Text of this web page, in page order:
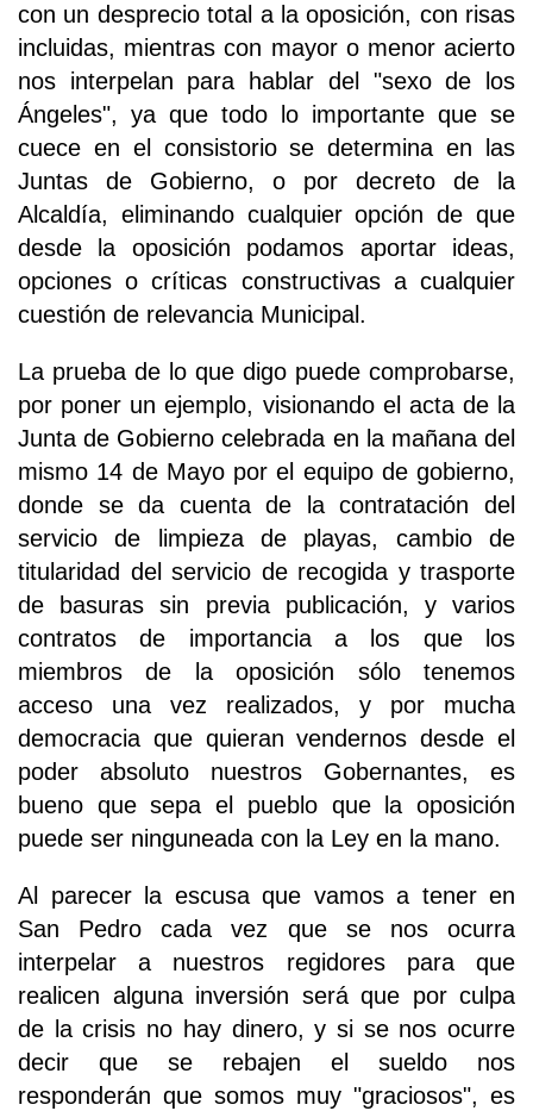
con un desprecio total a la oposición, con risas
incluidas, mientras con mayor o menor acierto
nos interpelan para hablar del "sexo de los
Ángeles", ya que todo lo importante que se
cuece en el consistorio se determina en las
Juntas de Gobierno, o por decreto de la
Alcaldía, eliminando cualquier opción de que
desde la oposición podamos aportar ideas,
opciones o críticas constructivas a cualquier
cuestión de relevancia Municipal.
La prueba de lo que digo puede comprobarse,
por poner un ejemplo, visionando el acta de la
Junta de Gobierno celebrada en la mañana del
mismo 14 de Mayo por el equipo de gobierno,
donde se da cuenta de la contratación del
servicio de limpieza de playas, cambio de
titularidad del servicio de recogida y trasporte
de basuras sin previa publicación, y varios
contratos de importancia a los que los
miembros de la oposición sólo tenemos
acceso una vez realizados, y por mucha
democracia que quieran vendernos desde el
poder absoluto nuestros Gobernantes, es
bueno que sepa el pueblo que la oposición
puede ser ninguneada con la Ley en la mano.
Al parecer la escusa que vamos a tener en
San Pedro cada vez que se nos ocurra
interpelar a nuestros regidores para que
realicen alguna inversión será que por culpa
de la crisis no hay dinero, y si se nos ocurre
decir que se rebajen el sueldo nos
responderán que somos muy "graciosos", es